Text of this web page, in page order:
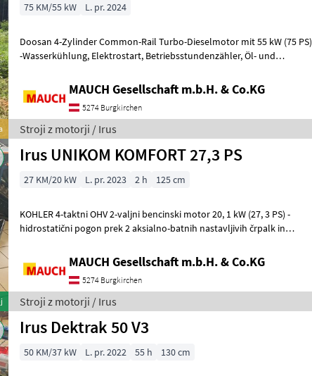
75 KM/55 kW L. pr. 2024
Doosan 4-Zylinder Common-Rail Turbo-Dieselmotor mit 55 kW (75 PS)
-Wasserkühlung, Elektrostart, Betriebsstundenzähler, Öl- und
MAUCH Gesellschaft m.b.H. & Co.KG
5274 Burgkirchen
Stroji z motorji / Irus
Irus UNIKOM KOMFORT 27,3 PS
27 KM/20 kW L. pr. 2023 2 h 125 cm
KOHLER 4-taktni OHV 2-valjni bencinski motor 20, 1 kW (27, 3 PS) -
hidrostatični pogon prek 2 aksialno-batnih nastavljivih črpalk in
MAUCH Gesellschaft m.b.H. & Co.KG
5274 Burgkirchen
Stroji z motorji / Irus
Irus Dektrak 50 V3
50 KM/37 kW L. pr. 2022 55 h 130 cm